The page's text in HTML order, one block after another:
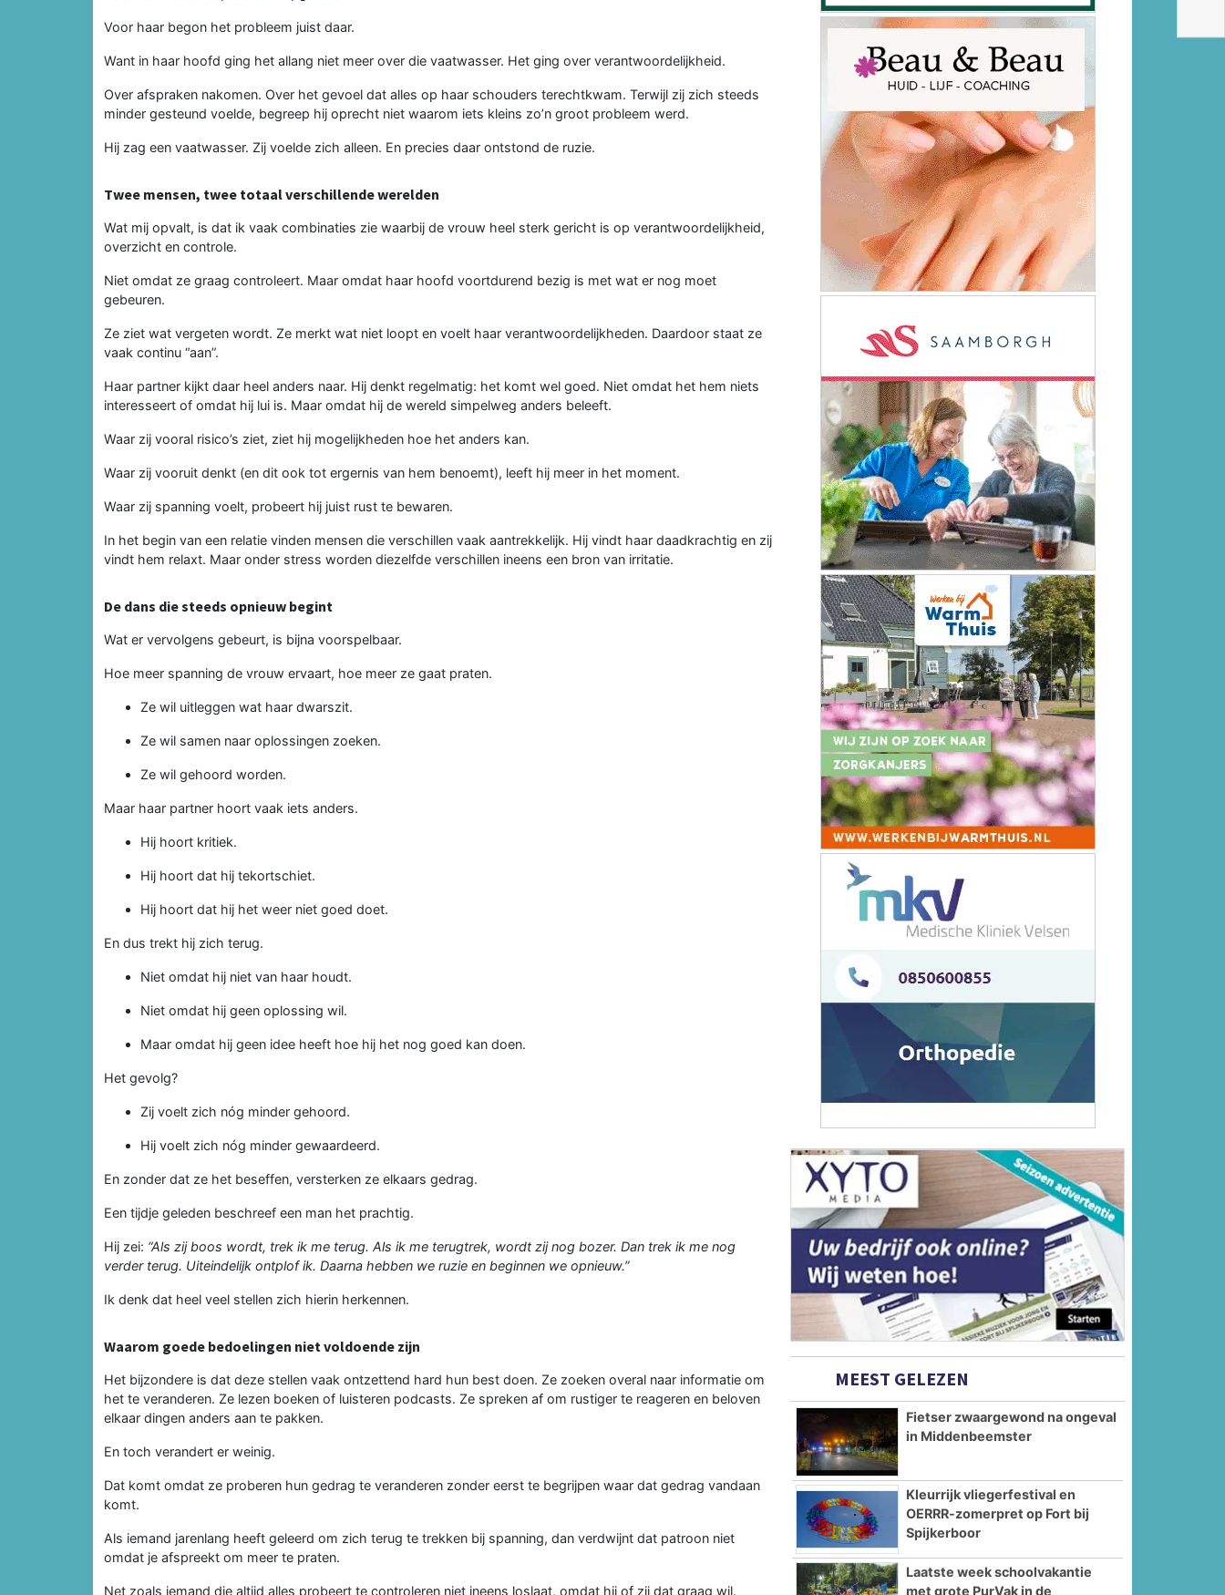
Voor haar begon het probleem juist daar.
Want in haar hoofd ging het allang niet meer over die vaatwasser. Het ging over verantwoordelijkheid.
Over afspraken nakomen. Over het gevoel dat alles op haar schouders terechtkwam. Terwijl zij zich steeds
minder gesteund voelde, begreep hij oprecht niet waarom iets kleins zo’n groot probleem werd.
Hij zag een vaatwasser. Zij voelde zich alleen. En precies daar ontstond de ruzie.
Twee mensen, twee totaal verschillende werelden
Wat mij opvalt, is dat ik vaak combinaties zie waarbij de vrouw heel sterk gericht is op verantwoordelijkheid,
overzicht en controle.
Niet omdat ze graag controleert. Maar omdat haar hoofd voortdurend bezig is met wat er nog moet
gebeuren.
Ze ziet wat vergeten wordt. Ze merkt wat niet loopt en voelt haar verantwoordelijkheden. Daardoor staat ze
vaak continu “aan”.
Haar partner kijkt daar heel anders naar. Hij denkt regelmatig: het komt wel goed. Niet omdat het hem niets
interesseert of omdat hij lui is. Maar omdat hij de wereld simpelweg anders beleeft.
Waar zij vooral risico’s ziet, ziet hij mogelijkheden hoe het anders kan.
Waar zij vooruit denkt (en dit ook tot ergernis van hem benoemt), leeft hij meer in het moment.
Waar zij spanning voelt, probeert hij juist rust te bewaren.
In het begin van een relatie vinden mensen die verschillen vaak aantrekkelijk. Hij vindt haar daadkrachtig en zij
vindt hem relaxt. Maar onder stress worden diezelfde verschillen ineens een bron van irritatie.
De dans die steeds opnieuw begint
Wat er vervolgens gebeurt, is bijna voorspelbaar.
Hoe meer spanning de vrouw ervaart, hoe meer ze gaat praten.
Ze wil uitleggen wat haar dwarszit.
Ze wil samen naar oplossingen zoeken.
Ze wil gehoord worden.
Maar haar partner hoort vaak iets anders.
Hij hoort kritiek.
Hij hoort dat hij tekortschiet.
Hij hoort dat hij het weer niet goed doet.
En dus trekt hij zich terug.
Niet omdat hij niet van haar houdt.
Niet omdat hij geen oplossing wil.
Maar omdat hij geen idee heeft hoe hij het nog goed kan doen.
Het gevolg?
Zij voelt zich nóg minder gehoord.
Hij voelt zich nóg minder gewaardeerd.
En zonder dat ze het beseffen, versterken ze elkaars gedrag.
Een tijdje geleden beschreef een man het prachtig.
Hij zei: “Als zij boos wordt, trek ik me terug. Als ik me terugtrek, wordt zij nog bozer. Dan trek ik me nog
verder terug. Uiteindelijk ontplof ik. Daarna hebben we ruzie en beginnen we opnieuw.”
Ik denk dat heel veel stellen zich hierin herkennen.
Waarom goede bedoelingen niet voldoende zijn
Het bijzondere is dat deze stellen vaak ontzettend hard hun best doen. Ze zoeken overal naar informatie om
het te veranderen. Ze lezen boeken of luisteren podcasts. Ze spreken af om rustiger te reageren en beloven
elkaar dingen anders aan te pakken.
En toch verandert er weinig.
Dat komt omdat ze proberen hun gedrag te veranderen zonder eerst te begrijpen waar dat gedrag vandaan
komt.
Als iemand jarenlang heeft geleerd om zich terug te trekken bij spanning, dan verdwijnt dat patroon niet
omdat je afspreekt om meer te praten.
Net zoals iemand die altijd alles probeert te controleren niet ineens loslaat, omdat hij of zij dat graag wil.
MEEST GELEZEN
Fietser zwaargewond na ongeval
in Middenbeemster
Kleurrijk vliegerfestival en
OERRR-zomerpret op Fort bij
Spijkerboor
Laatste week schoolvakantie
met grote PurVak in de